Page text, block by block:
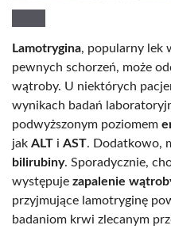
Lamotrygina, popularny lek
pewnych schorzeń, może
wątroby. U niektórych
wynikach badań
podwyższonym poziomem
jak ALT i AST. Dodatkowo,
bilirubiny. Sporadycznie,
występuje zapalenie
przyjmujące lamotryginę
badaniom krwi zlecanym